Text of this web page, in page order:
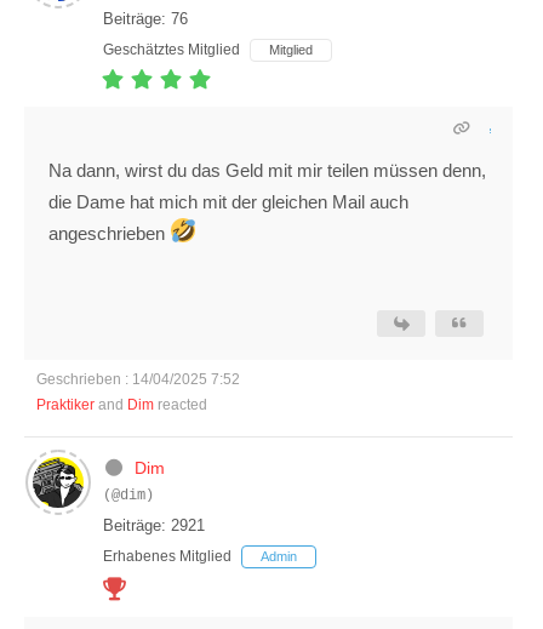
Beiträge: 76
Geschätztes Mitglied Mitglied
Na dann, wirst du das Geld mit mir teilen müssen denn,
die Dame hat mich mit der gleichen Mail auch
angeschrieben
Geschrieben : 14/04/2025 7:52
Praktiker and Dim reacted
Dim
(@dim)
Beiträge: 2921
Erhabenes Mitglied Admin